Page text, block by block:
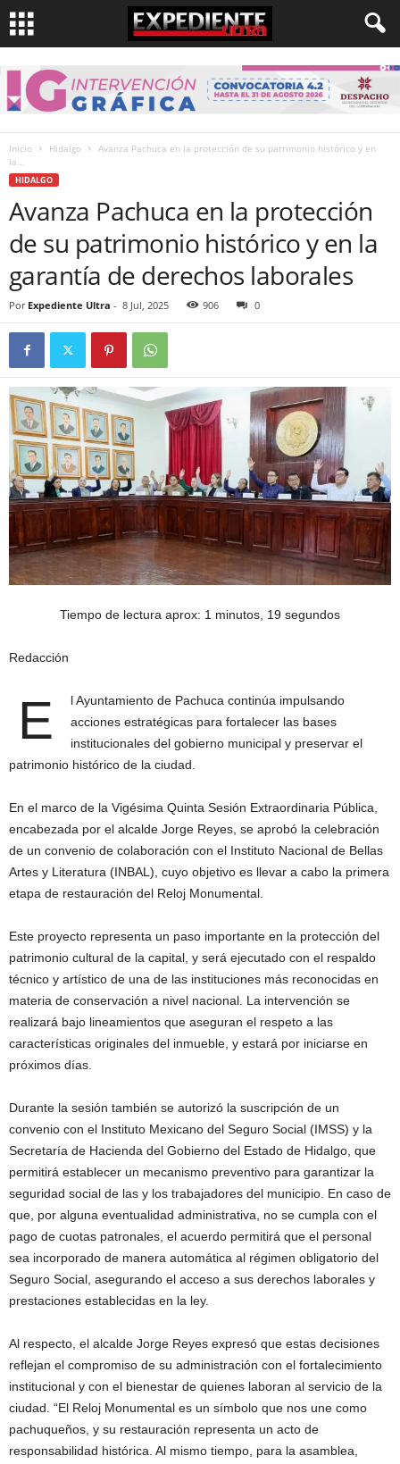
Inicio Hidalgo
Avanza Pachuca en la protección de su patrimonio histórico y en
la...
HIDALGO
Avanza Pachuca en la protección
de su patrimonio histórico y en la
garantía de derechos laborales
Por Expediente Ultra - 8 Jul, 2025 906 0
Tiempo de lectura aprox: 1 minutos, 19 segundos
Redacción
E
l Ayuntamiento de Pachuca continúa impulsando
acciones estratégicas para fortalecer las bases
institucionales del gobierno municipal y preservar el
patrimonio histórico de la ciudad.
En el marco de la Vigésima Quinta Sesión Extraordinaria Pública,
encabezada por el alcalde Jorge Reyes, se aprobó la celebración
de un convenio de colaboración con el Instituto Nacional de Bellas
Artes y Literatura (INBAL), cuyo objetivo es llevar a cabo la primera
etapa de restauración del Reloj Monumental.
Este proyecto representa un paso importante en la protección del
patrimonio cultural de la capital, y será ejecutado con el respaldo
técnico y artístico de una de las instituciones más reconocidas en
materia de conservación a nivel nacional. La intervención se
realizará bajo lineamientos que aseguran el respeto a las
características originales del inmueble, y estará por iniciarse en
próximos días.
Durante la sesión también se autorizó la suscripción de un
convenio con el Instituto Mexicano del Seguro Social (IMSS) y la
Secretaría de Hacienda del Gobierno del Estado de Hidalgo, que
permitirá establecer un mecanismo preventivo para garantizar la
seguridad social de las y los trabajadores del municipio. En caso de
que, por alguna eventualidad administrativa, no se cumpla con el
pago de cuotas patronales, el acuerdo permitirá que el personal
sea incorporado de manera automática al régimen obligatorio del
Seguro Social, asegurando el acceso a sus derechos laborales y
prestaciones establecidas en la ley.
Al respecto, el alcalde Jorge Reyes expresó que estas decisiones
reflejan el compromiso de su administración con el fortalecimiento
institucional y con el bienestar de quienes laboran al servicio de la
ciudad. “El Reloj Monumental es un símbolo que nos une como
pachuqueños, y su restauración representa un acto de
responsabilidad histórica. Al mismo tiempo, para la asamblea,